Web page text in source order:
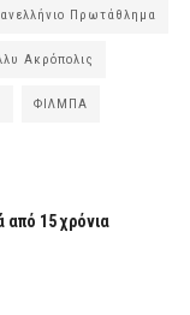
Πρωτάθλημα
Ακρόπολις
ΦΙΛΜΠΑ
15 χρόνια